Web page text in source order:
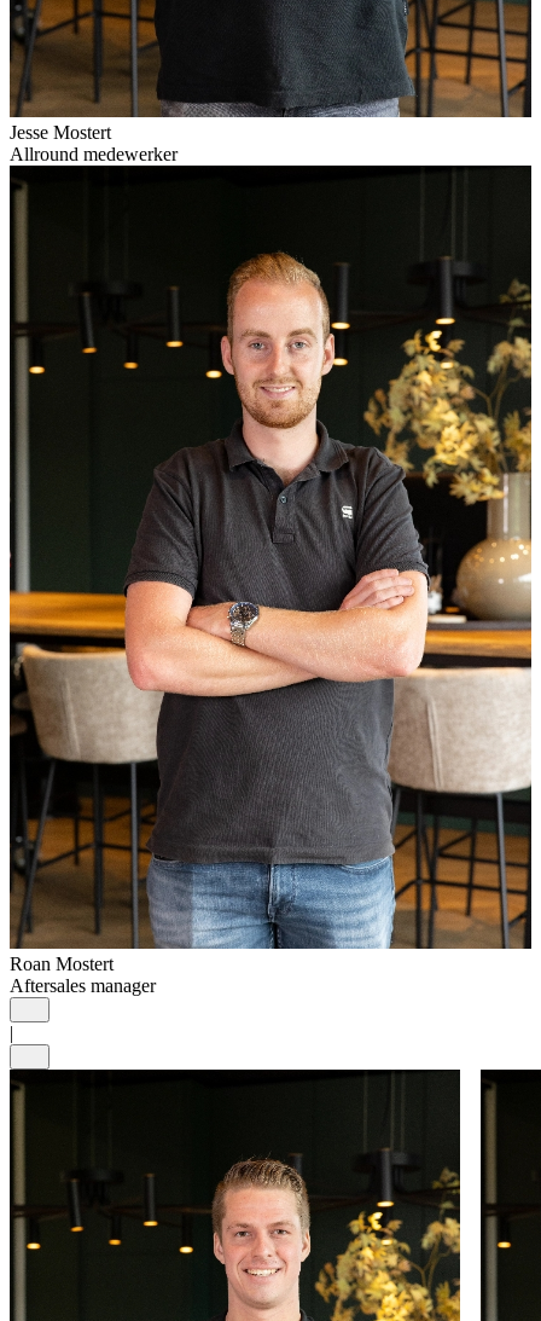
Jesse Mostert
Allround medewerker
Roan Mostert
Aftersales manager
Vorige
|
Volgende